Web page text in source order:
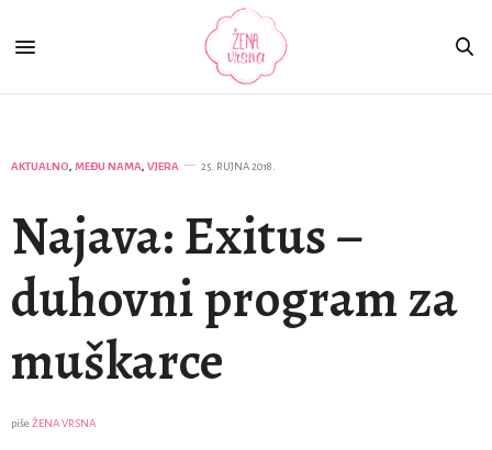
AKTUALNO, MEĐU NAMA, VJERA 25. RUJNA 2018.
Najava: Exitus –
duhovni program za
muškarce
piše ŽENA VRSNA